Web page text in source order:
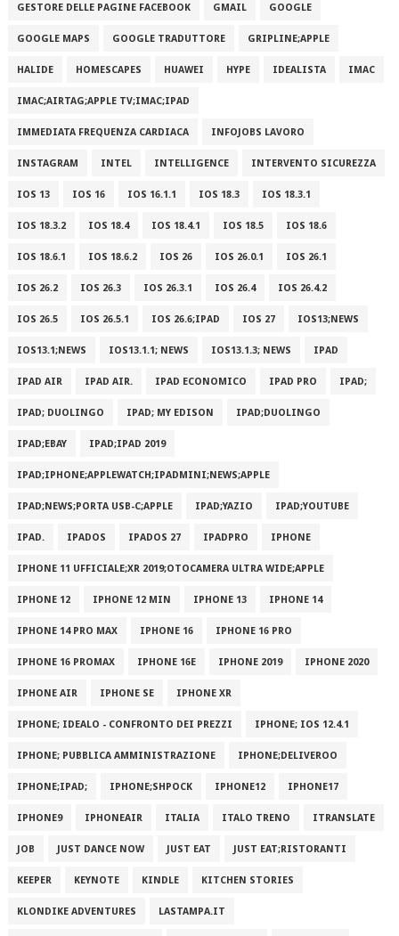
GESTORE DELLE PAGINE FACEBOOK GMAIL GOOGLE
GOOGLE MAPS GOOGLE TRADUTTORE GRIPLINE;APPLE
HALIDE HOMESCAPES HUAWEI HYPE IDEALISTA IMAC
IMAC;AIRTAG;APPLE TV;IMAC;IPAD
IMMEDIATA FREQUENZA CARDIACA INFOJOBS LAVORO
INSTAGRAM INTEL INTELLIGENCE INTERVENTO SICUREZZA
IOS 13 IOS 16 IOS 16.1.1 IOS 18.3 IOS 18.3.1
IOS 18.3.2 IOS 18.4 IOS 18.4.1 IOS 18.5 IOS 18.6
IOS 18.6.1 IOS 18.6.2 IOS 26 IOS 26.0.1 IOS 26.1
IOS 26.2 IOS 26.3 IOS 26.3.1 IOS 26.4 IOS 26.4.2
IOS 26.5 IOS 26.5.1 IOS 26.6;IPAD IOS 27 IOS13;NEWS
IOS13.1;NEWS IOS13.1.1; NEWS IOS13.1.3; NEWS IPAD
IPAD AIR IPAD AIR. IPAD ECONOMICO IPAD PRO IPAD;
IPAD; DUOLINGO IPAD; MY EDISON IPAD;DUOLINGO
IPAD;EBAY IPAD;IPAD 2019
IPAD;IPHONE;APPLEWATCH;IPADMINI;NEWS;APPLE
IPAD;NEWS;PORTA USB-C;APPLE IPAD;YAZIO IPAD;YOUTUBE
IPAD. IPADOS IPADOS 27 IPADPRO IPHONE
IPHONE 11 UFFICIALE;XR 2019;OTOCAMERA ULTRA WIDE;APPLE
IPHONE 12 IPHONE 12 MIN IPHONE 13 IPHONE 14
IPHONE 14 PRO MAX IPHONE 16 IPHONE 16 PRO
IPHONE 16 PROMAX IPHONE 16E IPHONE 2019 IPHONE 2020
IPHONE AIR IPHONE SE IPHONE XR
IPHONE; IDEALO - CONFRONTO DEI PREZZI IPHONE; IOS 12.4.1
IPHONE; PUBBLICA AMMINISTRAZIONE IPHONE;DELIVEROO
IPHONE;IPAD; IPHONE;SHPOCK IPHONE12 IPHONE17
IPHONE9 IPHONEAIR ITALIA ITALO TRENO ITRANSLATE
JOB JUST DANCE NOW JUST EAT JUST EAT;RISTORANTI
KEEPER KEYNOTE KINDLE KITCHEN STORIES
KLONDIKE ADVENTURES LASTAMPA.IT